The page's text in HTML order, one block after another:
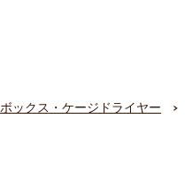
ボックス・ケージドライヤー